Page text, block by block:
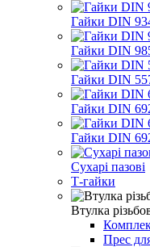
Гайки DIN
Гайки DIN
Гайки DIN
Гайки DIN
Гайки DIN
Сухарі пазові
Т-гайки
Втулка
Прес